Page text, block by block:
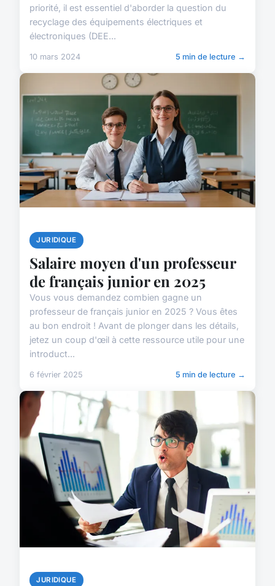
priorité, il est essentiel d'aborder la question du
recyclage des équipements électriques et
électroniques (DEE...
10 mars 2024 5 min de lecture →
JURIDIQUE
Salaire moyen d'un professeur
de français junior en 2025
Vous vous demandez combien gagne un
professeur de français junior en 2025 ? Vous êtes
au bon endroit ! Avant de plonger dans les détails,
jetez un coup d'œil à cette ressource utile pour une
introduct...
6 février 2025 5 min de lecture →
JURIDIQUE